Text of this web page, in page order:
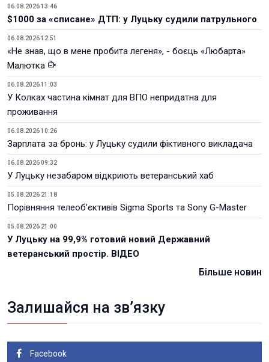
06.08.2026 13:46
$1000 за «списане» ДТП: у Луцьку судили патрульного
06.08.2026 12:51
«Не знав, що в мене пробита легеня», - боєць «Любарта»
Малютка
06.08.2026 11:03
У Колках частина кімнат для ВПО непридатна для
проживання
06.08.2026 10:26
Зарплата за бронь: у Луцьку судили фіктивного викладача
06.08.2026 09:32
У Луцьку незабаром відкриють ветеранський хаб
05.08.2026 21:18
Порівняння телеоб'єктивів Sigma Sports та Sony G-Master
05.08.2026 21:00
У Луцьку на 99,9% готовий новий Державний
ветеранський простір. ВІДЕО
Більше новин
Залишайся на зв’язку
Facebook